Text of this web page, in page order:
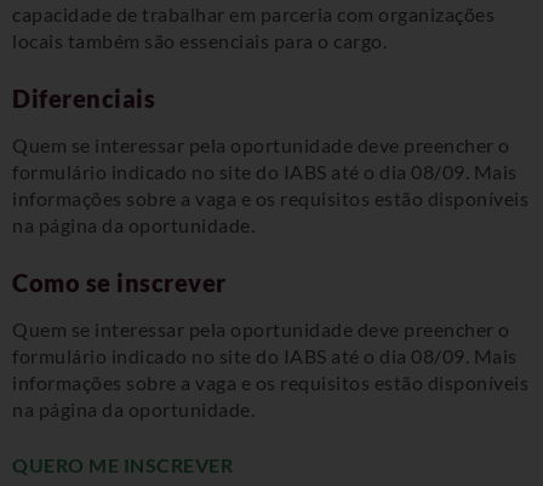
capacidade de trabalhar em parceria com organizações
locais também são essenciais para o cargo.
Diferenciais
Quem se interessar pela oportunidade deve preencher o
formulário indicado no site do IABS até o dia 08/09. Mais
informações sobre a vaga e os requisitos estão disponíveis
na página da oportunidade.
Como se inscrever
Quem se interessar pela oportunidade deve preencher o
formulário indicado no site do IABS até o dia 08/09. Mais
informações sobre a vaga e os requisitos estão disponíveis
na página da oportunidade.
QUERO ME INSCREVER